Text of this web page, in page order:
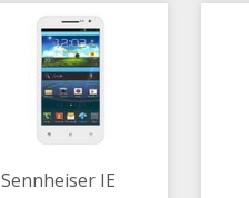
thu thập dữ liệu
Sennheiser IE